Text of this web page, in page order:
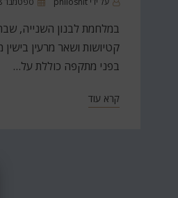
במלחמת לבנון השנייה,
קטיושות ושאר מרעין
בפני מתקפה כוללת על…
קרא עוד